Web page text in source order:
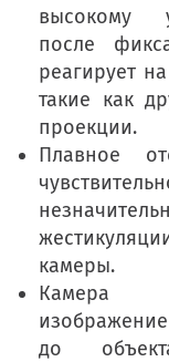
высокому
после
реагирует
такие как
проекции.
Плавное
камеры.
Камера
до